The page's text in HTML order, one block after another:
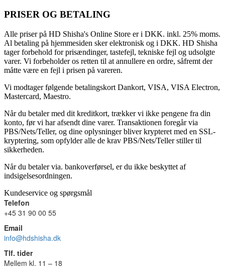
PRISER OG BETALING
Alle priser på HD Shisha's Online Store er i DKK. inkl. 25% moms.
Al betaling på hjemmesiden sker elektronisk og i DKK. HD Shisha
tager forbehold for prisændinger, tastefejl, tekniske fejl og udsolgte
varer. Vi forbeholder os retten til at annullere en ordre, såfremt der
måtte være en fejl i prisen på vareren.
Vi modtager følgende betalingskort Dankort, VISA, VISA Electron,
Mastercard, Maestro.
Når du betaler med dit kreditkort, trækker vi ikke pengene fra din
konto, før vi har afsendt dine varer. Transaktionen foregår via
PBS/Nets/Teller, og dine oplysninger bliver krypteret med en SSL-
kryptering, som opfylder alle de krav PBS/Nets/Teller stiller til
sikkerheden.
Når du betaler via. bankoverførsel, er du ikke beskyttet af
indsigelsesordningen.
Kundeservice og spørgsmål
Telefon
+45 31 90 00 55
Email
info@hdshisha.dk
Tlf. tider
Mellem kl. 11 – 18